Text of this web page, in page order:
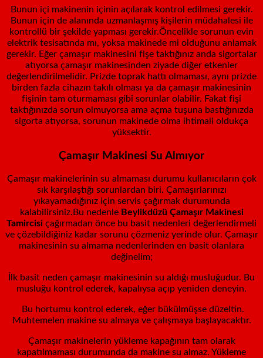
Bunun içi makinenin içinin açılarak kontrol edilmesi gerekir.
Bunun için de alanında uzmanlaşmış kişilerin müdahalesi ile
kontrollü bir şekilde yapması gerekir.Öncelikle sorunun evin
elektrik tesisatında mı, yoksa makinede mi olduğunu anlamak
gerekir. Eğer çamaşır makinesini fişe taktığınız anda sigortalar
atıyorsa çamaşır makinesinden ziyade diğer etkenler
değerlendirilmelidir. Prizde toprak hattı olmaması, aynı prizde
birden fazla cihazın takılı olması ya da çamaşır makinesinin
fişinin tam oturmaması gibi sorunlar olabilir. Fakat fişi
taktığınızda sorun olmuyorsa ama açma tuşuna bastığınızda
sigorta atıyorsa, sorunun makinede olma ihtimali oldukça
yüksektir.
Çamaşır Makinesi Su Almıyor
Çamaşır makinelerinin su almaması durumu kullanıcıların çok
sık karşılaştığı sorunlardan biri. Çamaşırlarınızı
yıkayamadığınız için servis çağırmak durumunda
kalabilirsiniz.Bu nedenle Beylikdüzü Çamaşır Makinesi
Tamircisi çağırmadan önce bu basit nedenleri değerlendirmeli
ve çözebildiğiniz kadar sorunu çözmeniz yerinde olur. Çamaşır
makinesinin su almama nedenlerinden en basit olanlara
değinelim;
İlk basit neden çamaşır makinesinin su aldığı musluğudur. Bu
musluğu kontrol ederek, kapalıysa açıp yeniden deneyin.
Bu hortumu kontrol ederek, eğer bükülmüşse düzeltin.
Muhtemelen makine su almaya ve çalışmaya başlayacaktır.
Çamaşır makinelerin yükleme kapağının tam olarak
kapatılmaması durumunda da makine su almaz. Yükleme